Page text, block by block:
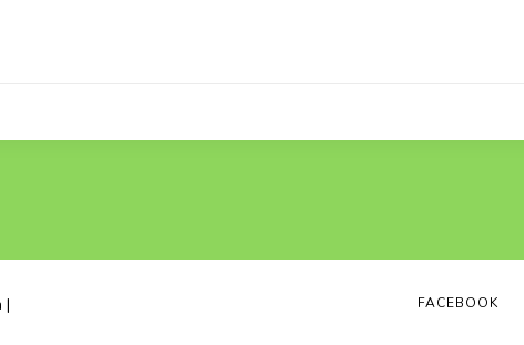
|
FACEBOOK